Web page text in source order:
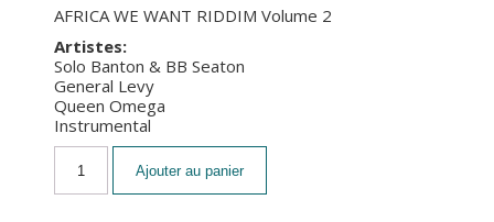
AFRICA WE WANT RIDDIM Volume 2
Artistes:
Solo Banton & BB Seaton
General Levy
Queen Omega
Instrumental
Ajouter au panier